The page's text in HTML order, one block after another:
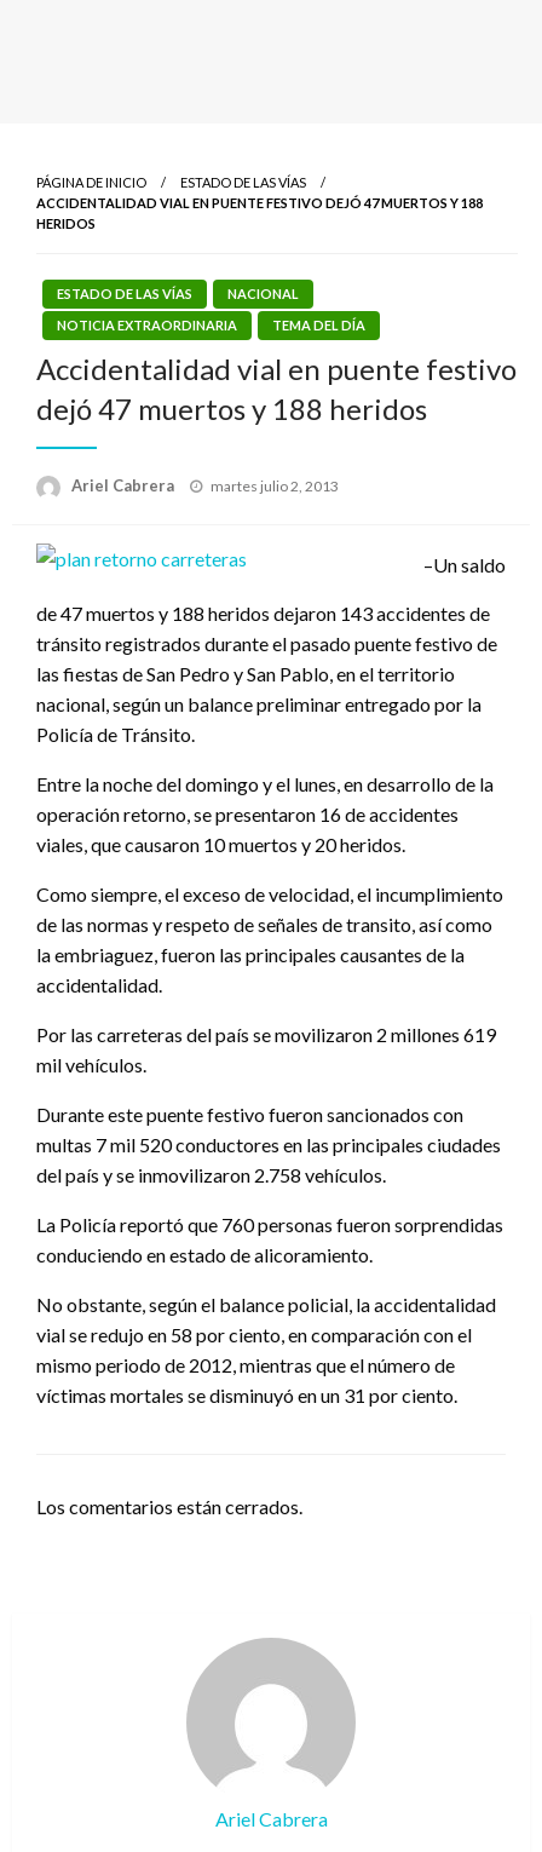
PÁGINA DE INICIO
ESTADO DE LAS VÍAS
ACCIDENTALIDAD VIAL EN PUENTE FESTIVO DEJÓ 47 MUERTOS Y 188
HERIDOS
ESTADO DE LAS VÍAS
NACIONAL
NOTICIA EXTRAORDINARIA
TEMA DEL DÍA
Accidentalidad vial en puente festivo
dejó 47 muertos y 188 heridos
Ariel Cabrera
Publicado
martes julio 2, 2013
–Un saldo
de 47 muertos y 188 heridos dejaron 143 accidentes de
tránsito registrados durante el pasado puente festivo de
las fiestas de San Pedro y San Pablo, en el territorio
nacional, según un balance preliminar entregado por la
Policía de Tránsito.
Entre la noche del domingo y el lunes, en desarrollo de la
operación retorno, se presentaron 16 de accidentes
viales, que causaron 10 muertos y 20 heridos.
Como siempre, el exceso de velocidad, el incumplimiento
de las normas y respeto de señales de transito, así como
la embriaguez, fueron las principales causantes de la
accidentalidad.
Por las carreteras del país se movilizaron 2 millones 619
mil vehículos.
Durante este puente festivo fueron sancionados con
multas 7 mil 520 conductores en las principales ciudades
del país y se inmovilizaron 2.758 vehículos.
La Policía reportó que 760 personas fueron sorprendidas
conduciendo en estado de alicoramiento.
No obstante, según el balance policial, la accidentalidad
vial se redujo en 58 por ciento, en comparación con el
mismo periodo de 2012, mientras que el número de
víctimas mortales se disminuyó en un 31 por ciento.
Los comentarios están cerrados.
Ariel Cabrera